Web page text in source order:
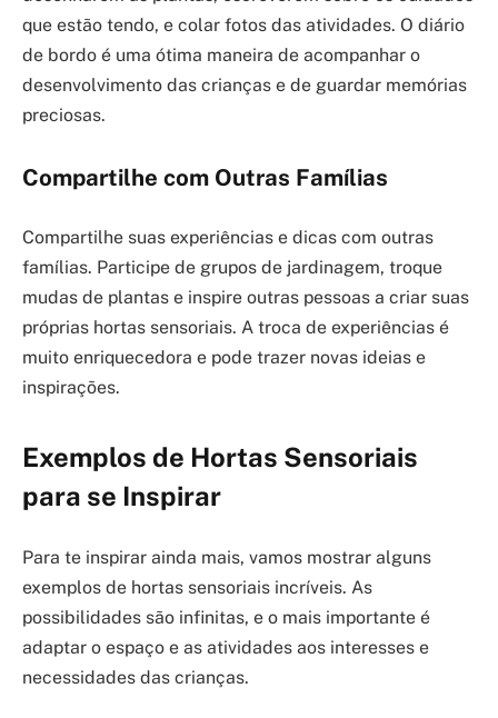
que estão tendo, e colar fotos das atividades. O diário
de bordo é uma ótima maneira de acompanhar o
desenvolvimento das crianças e de guardar memórias
preciosas.
Compartilhe com Outras Famílias
Compartilhe suas experiências e dicas com outras
famílias. Participe de grupos de jardinagem, troque
mudas de plantas e inspire outras pessoas a criar suas
próprias hortas sensoriais. A troca de experiências é
muito enriquecedora e pode trazer novas ideias e
inspirações.
Exemplos de Hortas Sensoriais
para se Inspirar
Para te inspirar ainda mais, vamos mostrar alguns
exemplos de hortas sensoriais incríveis. As
possibilidades são infinitas, e o mais importante é
adaptar o espaço e as atividades aos interesses e
necessidades das crianças.